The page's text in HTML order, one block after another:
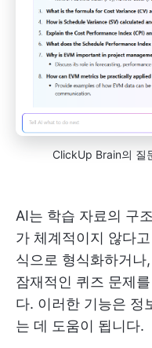
ClickUp Brain의 질
AI는 학습 자료의 구
가 체계적이지 않다
식으로 형식화하거
잠재적인 퀴즈 문제
다. 이러한 기능은 정
는 데 도움이 됩니다.